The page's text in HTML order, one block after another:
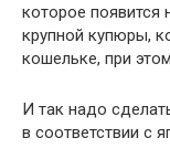
которое появится
крупной купюры,
кошельке, при
И так надо
в соответствии с